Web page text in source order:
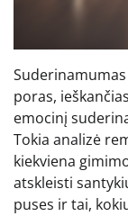
poras,
emocinį
Tokia analizė
kiekviena
atskleisti
puses ir tai,